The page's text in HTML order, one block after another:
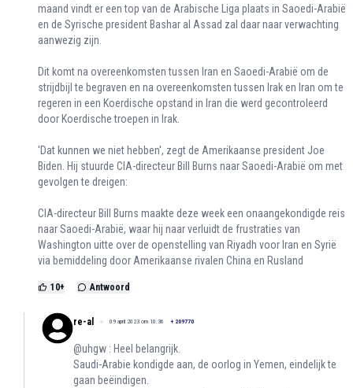
maand vindt er een top van de Arabische Liga plaats in Saoedi-Arabië
en de Syrische president Bashar al Assad zal daar naar verwachting
aanwezig zijn.
Dit komt na overeenkomsten tussen Iran en Saoedi-Arabië om de
strijdbijl te begraven en na overeenkomsten tussen Irak en Iran om te
regeren in een Koerdische opstand in Iran die werd gecontroleerd
door Koerdische troepen in Irak.
'Dat kunnen we niet hebben', zegt de Amerikaanse president Joe
Biden. Hij stuurde CIA-directeur Bill Burns naar Saoedi-Arabië om met
gevolgen te dreigen:
CIA-directeur Bill Burns maakte deze week een onaangekondigde reis
naar Saoedi-Arabië, waar hij naar verluidt de frustraties van
Washington uitte over de openstelling van Riyadh voor Iran en Syrië
via bemiddeling door Amerikaanse rivalen China en Rusland
10+ Antwoord
re-al 09 april 2023 om 10:36 + 209770
@uhgw : Heel belangrijk.
Saudi-Arabie kondigde aan, de oorlog in Yemen, eindelijk te
gaan beëindigen.